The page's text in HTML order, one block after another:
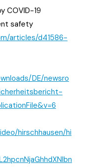
COVID-19
safety
articles/d41586-
DE/newsro
hirschhausen/hi